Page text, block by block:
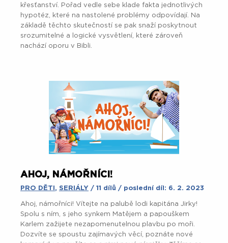
křesťanství. Pořad vedle sebe klade fakta jednotlivých
hypotéz, které na nastolené problémy odpovídají. Na
základě těchto skutečností se pak snaží poskytnout
srozumitelné a logické vysvětlení, které zároveň
nachází oporu v Bibli.
AHOJ, NÁMOŘNÍCI!
PRO DĚTI , SERIÁLY / 11 dílů / poslední díl: 6. 2. 2023
Ahoj, námořníci! Vítejte na palubě lodi kapitána Jirky!
Spolu s ním, s jeho synkem Matějem a papouškem
Karlem zažijete nezapomenutelnou plavbu po moři.
Dozvíte se spoustu zajímavých věcí, poznáte nové